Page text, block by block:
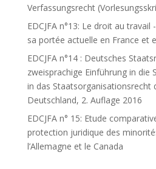
Verfassungsrecht
EDCJFA n°13: Le droit au
sa portée actuelle en France et
EDCJFA n°14 : Deutsches
zweisprachige Einführung in die
in das Staatsorganisationsrecht
Deutschland, 2. Auflage 2016
EDCJFA n° 15: Etude
protection juridique des
l’Allemagne et le Canada